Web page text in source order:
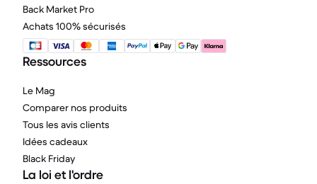
Back Market Pro
Achats 100% sécurisés
Ressources
Le Mag
Comparer nos produits
Tous les avis clients
Idées cadeaux
Black Friday
La loi et l'ordre